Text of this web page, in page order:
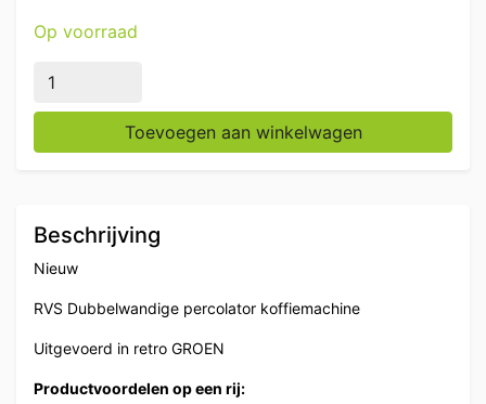
Op voorraad
RVS Dubbelwandige percolator koffiemachine 5,3
Toevoegen aan winkelwagen
Beschrijving
Nieuw
RVS Dubbelwandige percolator koffiemachine
Uitgevoerd in retro GROEN
Productvoordelen op een rij: